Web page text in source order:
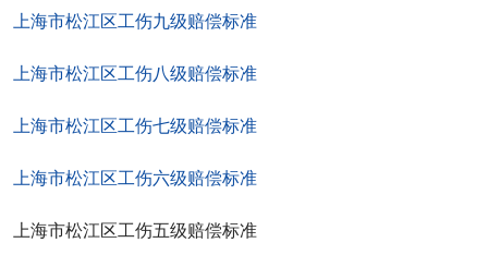
上海市松江区工伤九级赔偿标准
上海市松江区工伤八级赔偿标准
上海市松江区工伤七级赔偿标准
上海市松江区工伤六级赔偿标准
上海市松江区工伤五级赔偿标准